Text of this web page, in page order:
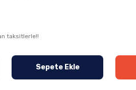
taksitlerle!!
Sepete Ekle